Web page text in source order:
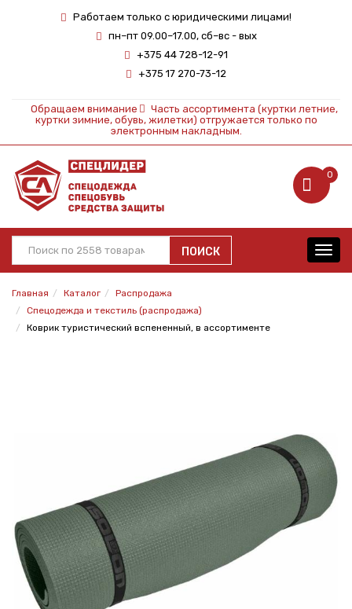
Работаем только с юридическими лицами!
пн–пт 09.00–17.00, сб–вс - вых
+375 44 728-12-91
+375 17 270-73-12
Обращаем внимание
Часть ассортимента (куртки летние,
куртки зимние, обувь, жилетки) отгружается только по
электронным накладным.
0
ПОИСК
Главная Каталог
Распродажа
Спецодежда и текстиль (распродажа)
Коврик туристический вспененный, в ассортименте